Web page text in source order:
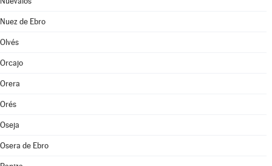
Nuez de Ebro
Olvés
Orcajo
Orera
Orés
Oseja
Osera de Ebro